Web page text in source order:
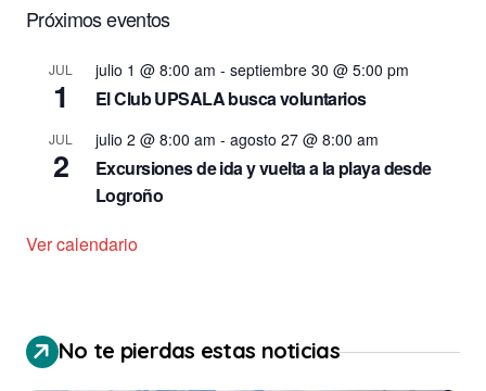
Próximos eventos
JUL
1
julio 1 @ 8:00 am - septiembre 30 @ 5:00 pm
El Club UPSALA busca voluntarios
JUL
2
julio 2 @ 8:00 am - agosto 27 @ 8:00 am
Excursiones de ida y vuelta a la playa desde
Logroño
Ver calendario
No te pierdas estas noticias